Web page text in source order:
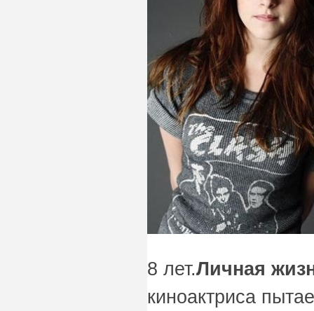
8 лет.Личная
киноактриса